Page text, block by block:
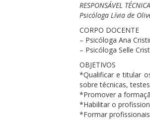
RESPONSÁVEL
Psicóloga Lívia de
CORPO DOCENTE
– Psicóloga Ana
– Psicóloga Selle
OBJETIVOS
*Qualificar e titular
sobre técnicas,
*Promover a
*Habilitar o
*Formar